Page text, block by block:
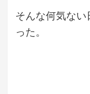
そんな何気ない
った。